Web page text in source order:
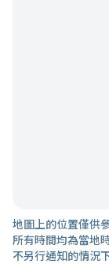
地圖上的位置僅供
所有時間均為當地
不另行通知的情況